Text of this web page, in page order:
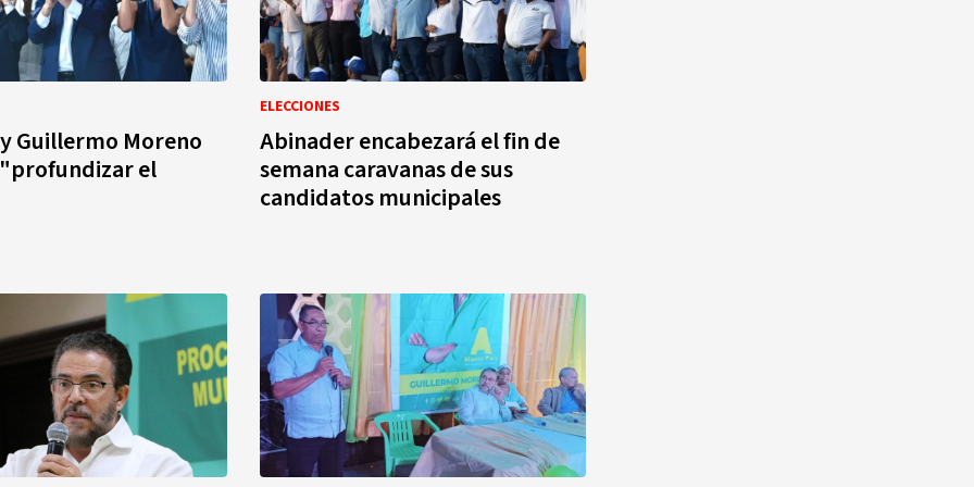
Guillermo Moreno
el
ELECCIONES
Abinader encabezará el fin de
semana caravanas de sus
candidatos municipales